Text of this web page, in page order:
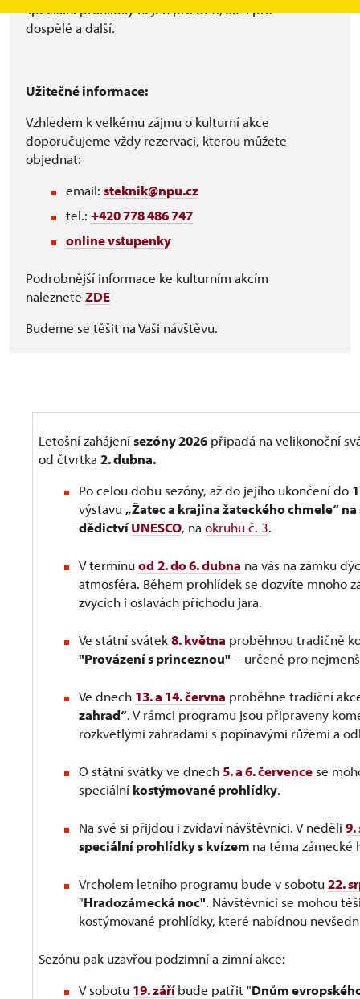
speciální prohlídky nejen pro děti, ale i pro
dospělé a další.
Užitečné informace:
Vzhledem k velkému zájmu o kulturní akce
doporučujeme vždy rezervaci, kterou můžete
objednat:
email: steknik@npu.cz
tel.: +420 778 486 747
online vstupenky
Podrobnější informace ke kulturním akcím
naleznete ZDE
Budeme se těšit na Vaši návštěvu.
Letošní zahájenísezóny 2026 připadá na velikonoční
od čtvrtka 2. dubna.
Po celou dobu sezóny, až do jejího ukončení do
výstavu „Žatec a krajina žateckého chmele“
dědictvíUNESCO, na okruhu č. 3.
V termínuod2. do 6. dubna na vás na zámku
atmosféra. Během prohlídek se dozvíte mnoho
zvycích i oslavách příchodu jara.
Ve státní svátek8. května proběhnou tradičně
"Provázení s princeznou"– určené pro
Ve dnech 13. a 14. června proběhne tradiční
zahrad“. V rámci programu jsou připraveny
rozkvetlými zahradami s popínavými růžemi a
O státní svátky ve dnech 5. a 6. července se
speciální kostýmované prohlídky.
Na své si přijdou i zvídaví návštěvníci. V neděli 9.
speciální prohlídky s kvízem na téma zámecké
Vrcholem letního programu bude v sobotu22.
"Hradozámecká noc". Návštěvníci se mohou
kostýmované prohlídky, které nabídnou
Sezónu pak uzavřou podzimní a zimní akce:
V sobotu 19. záříbude patřit "Dnům